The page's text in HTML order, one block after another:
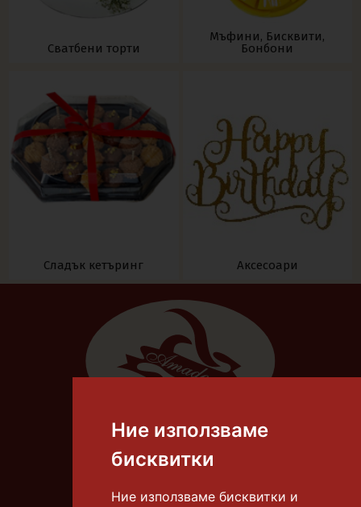
Ние използваме
бисквитки
Ние използваме бисквитки и
Сватбени торти
Мъфини, Бисквити,
Бонбони
Сладък кетъринг Аксесоари
Тел.:087 8306 668
E-mail:info@tortiamadeus.com